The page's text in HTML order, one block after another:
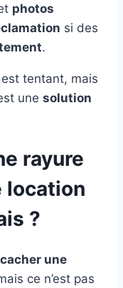
photos
si des
.
est tentant, mais
une solution
rayure
location
?
cacher une
ce n’est pas